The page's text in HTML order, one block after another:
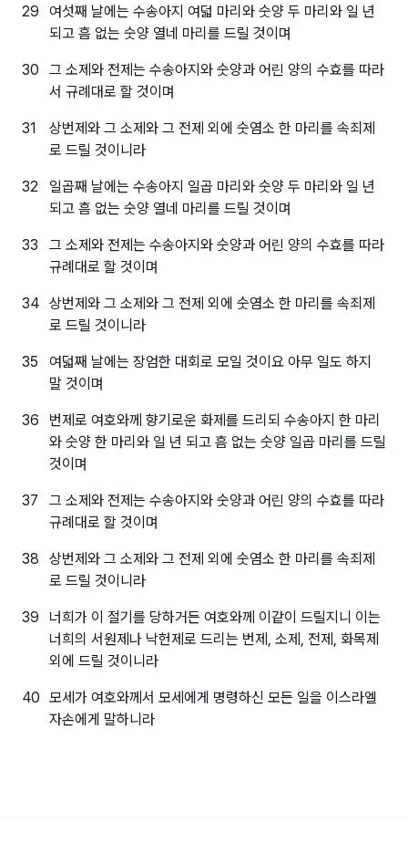
29
여섯째 날에는 수송아지 여덟 마리와 숫양 두 마리와 일 년
되고 흠 없는 숫양 열네 마리를 드릴 것이며
30
그 소제와 전제는 수송아지와 숫양과 어린 양의 수효를 따라
서 규례대로 할 것이며
31
상번제와 그 소제와 그 전제 외에 숫염소 한 마리를 속죄제
로 드릴 것이니라
32
일곱째 날에는 수송아지 일곱 마리와 숫양 두 마리와 일 년
되고 흠 없는 숫양 열네 마리를 드릴 것이며
33
그 소제와 전제는 수송아지와 숫양과 어린 양의 수효를 따라
규례대로 할 것이며
34 상번제와 그 소제와 그 전제 외에 숫염소 한 마리를 속죄제
로 드릴 것이니라
35
여덟째 날에는 장엄한 대회로 모일 것이요 아무 일도 하지
말 것이며
36
번제로 여호와께 향기로운 화제를 드리되 수송아지 한 마리
와 숫양 한 마리와 일 년 되고 흠 없는 숫양 일곱 마리를 드릴
것이며
37
그 소제와 전제는 수송아지와 숫양과 어린 양의 수효를 따라
규례대로 할 것이며
38
상번제와 그 소제와 그 전제 외에 숫염소 한 마리를 속죄제
로 드릴 것이니라
39
너희가 이 절기를 당하거든 여호와께 이같이 드릴지니 이는
너희의 서원제나 낙헌제로 드리는 번제, 소제, 전제, 화목제
외에 드릴 것이니라
40 모세가 여호와께서 모세에게 명령하신 모든 일을 이스라엘
자손에게 말하니라